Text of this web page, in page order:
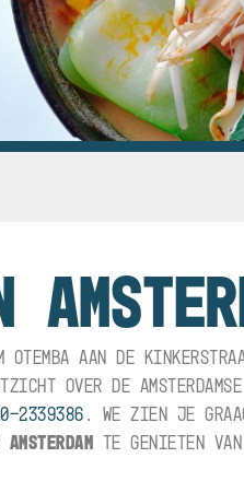
AAN DE
OVER DE
2339386. WE ZIEN JE
AMSTERDAM TE GENIETEN